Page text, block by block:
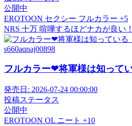
公開中
EROTOON セクシー フルカラー +5
NRS 十万 喧嘩するほどナカが良い！
s660aqnaj00898
フルカラー❤将軍様は知って
発売日: 2026-07-24 00:00:00
投稿ステータス
公開中
EROTOON OL ニート +10